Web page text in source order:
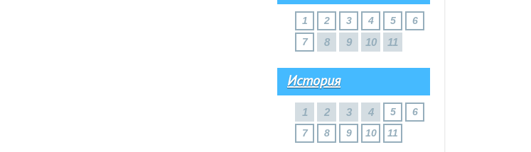
1 2 3 4 5
6
7
8 9 10 11
История
1 2 3 4 5
6
7
8 9 10 11